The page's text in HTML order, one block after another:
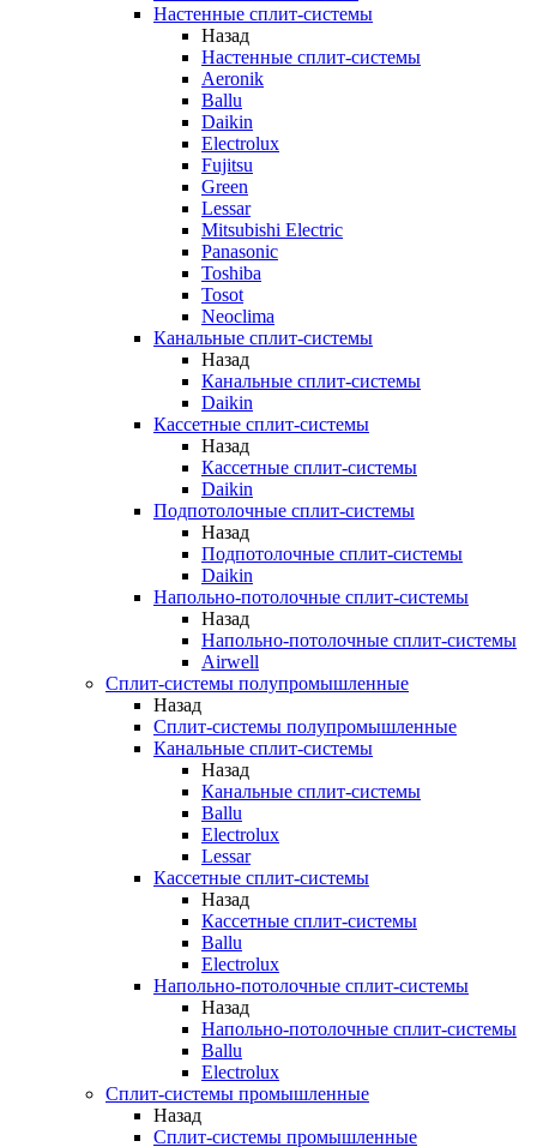
Настенные сплит-системы
Назад
Настенные сплит-системы
Aeronik
Ballu
Daikin
Electrolux
Fujitsu
Green
Lessar
Mitsubishi Electric
Panasonic
Toshiba
Tosot
Neoclima
Канальные сплит-системы
Назад
Канальные сплит-системы
Daikin
Кассетные сплит-системы
Назад
Кассетные сплит-системы
Daikin
Подпотолочные сплит-системы
Назад
Подпотолочные сплит-системы
Daikin
Напольно-потолочные сплит-системы
Назад
Напольно-потолочные сплит-системы
Airwell
Сплит-системы полупромышленные
Назад
Сплит-системы полупромышленные
Канальные сплит-системы
Назад
Канальные сплит-системы
Ballu
Electrolux
Lessar
Кассетные сплит-системы
Назад
Кассетные сплит-системы
Ballu
Electrolux
Напольно-потолочные сплит-системы
Назад
Напольно-потолочные сплит-системы
Ballu
Electrolux
Сплит-системы промышленные
Назад
Сплит-системы промышленные